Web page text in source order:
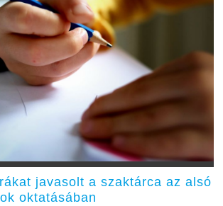
javasolt a szaktárca az alsó
oktatásában